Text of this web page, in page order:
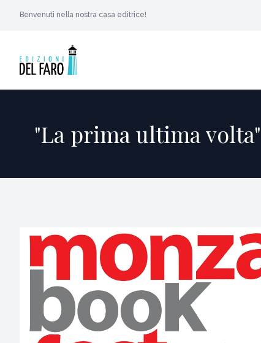
Benvenuti nella nostra casa editrice!
"La prima ultima